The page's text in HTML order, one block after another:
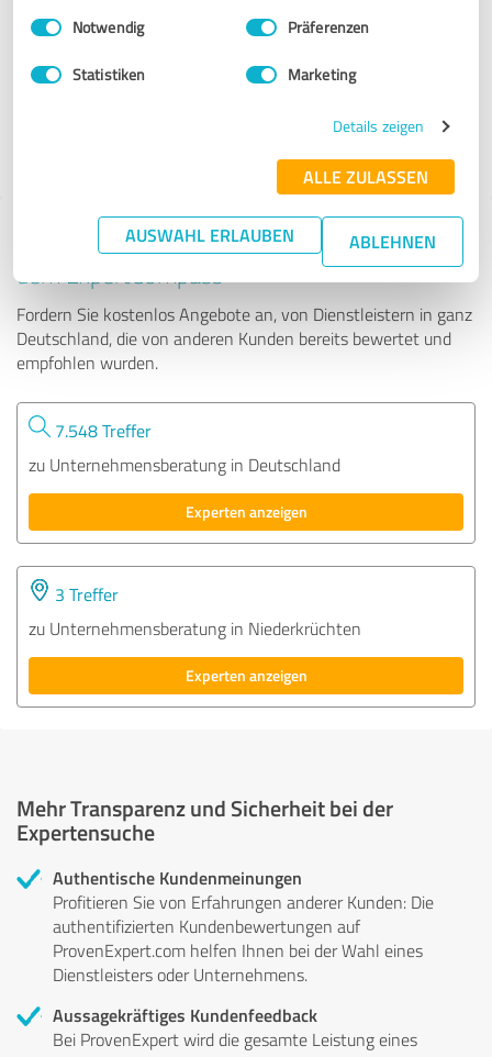
Impressum Datenschutzbestimmungen
Einwilligungsauswahl
Notwendig Präferenzen
Statistiken Marketing
Details zeigen
ALLE ZULASSEN
AUSWAHL ERLAUBEN ABLEHNEN
Annette Elias
Tipp: Die passenden Experten finden - mit
dem ExpertCompass
Fordern Sie kostenlos Angebote an, von Dienstleistern in ganz
Deutschland, die von anderen Kunden bereits bewertet und
empfohlen wurden.
7.548 Treffer
zu Unternehmensberatung in Deutschland
Experten anzeigen
3 Treffer
zu Unternehmensberatung in Niederkrüchten
Experten anzeigen
Mehr Transparenz und Sicherheit bei der
Expertensuche
Authentische Kundenmeinungen
Profitieren Sie von Erfahrungen anderer Kunden: Die
authentifizierten Kundenbewertungen auf
ProvenExpert.com helfen Ihnen bei der Wahl eines
Dienstleisters oder Unternehmens.
Aussagekräftiges Kundenfeedback
Bei ProvenExpert wird die gesamte Leistung eines